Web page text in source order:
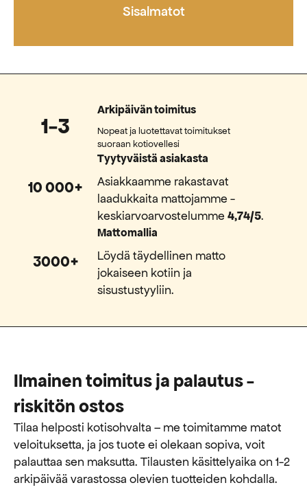
Sisalmatot
1-3
Arkipäivän toimitus
Nopeat ja luotettavat toimitukset
suoraan kotiovellesi
10 000+
Tyytyväistä asiakasta
Asiakkaamme rakastavat
laadukkaita mattojamme -
keskiarvoarvostelumme4,74/5.
3000+
Mattomallia
Löydä täydellinen matto
jokaiseen kotiin ja
sisustustyyliin.
Ilmainen toimitus ja palautus -
riskitön ostos
Tilaa helposti kotisohvalta – me toimitamme matot
veloituksetta, ja jos tuote ei olekaan sopiva, voit
palauttaa sen maksutta. ​​Tilausten käsittelyaika on 1-2
arkipäivää varastossa olevien tuotteiden kohdalla.